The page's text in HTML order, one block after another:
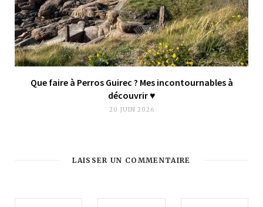
Que faire à Perros Guirec ? Mes incontournables à
découvrir ♥︎
20 JUIN 2026
LAISSER UN COMMENTAIRE